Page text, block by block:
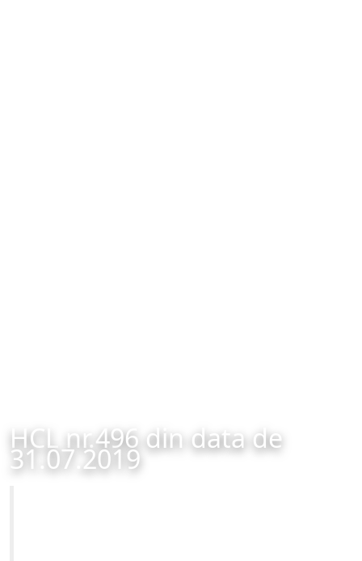
HCL nr.496 din data de
31.07.2019